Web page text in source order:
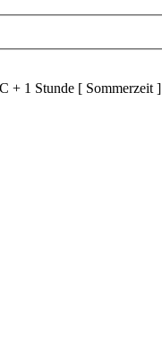
+ 1 Stunde [ Sommerzeit ]